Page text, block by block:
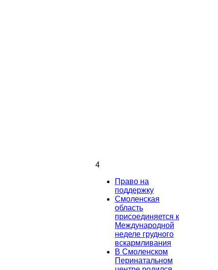
4
Право на
поддержку
Смоленская
область
присоединяется к
Международной
неделе грудного
вскармливания
В Смоленском
Перинатальном